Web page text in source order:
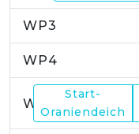
WP3
WP4
Start-
Oraniendeich